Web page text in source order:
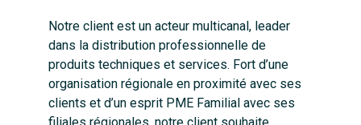
Notre client est un acteur multicanal, leader
dans la distribution professionnelle de
produits techniques et services. Fort d’une
organisation régionale en proximité avec ses
clients et d’un esprit PME Familial avec ses
filiales régionales, notre client souhaite